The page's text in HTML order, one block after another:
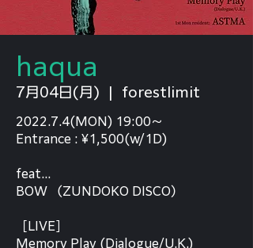
haqua
7月04日(月) forestlimit
2022.7.4(MON) 19:00〜
Entrance : ¥1,500(w/1D)
feat...
BOW （ZUNDOKO DISCO）
［LIVE］
Memory Play (Dialogue/U.K.)